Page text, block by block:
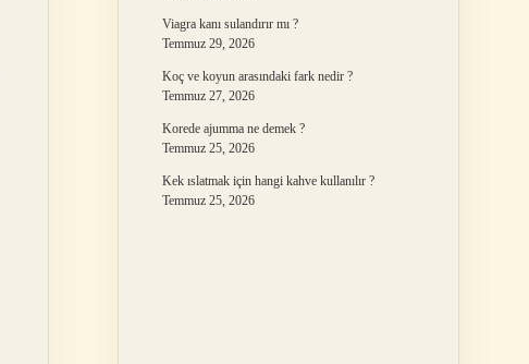
Viagra kanı sulandırır mı ?
Temmuz 29, 2026
Koç ve koyun arasındaki fark nedir ?
Temmuz 27, 2026
Korede ajumma ne demek ?
Temmuz 25, 2026
Kek ıslatmak için hangi kahve kullanılır ?
Temmuz 25, 2026